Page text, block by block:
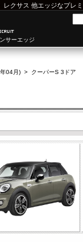
レクサス 他エッジなプレ
サーエッジ
04月) > クーパーS 3ドア